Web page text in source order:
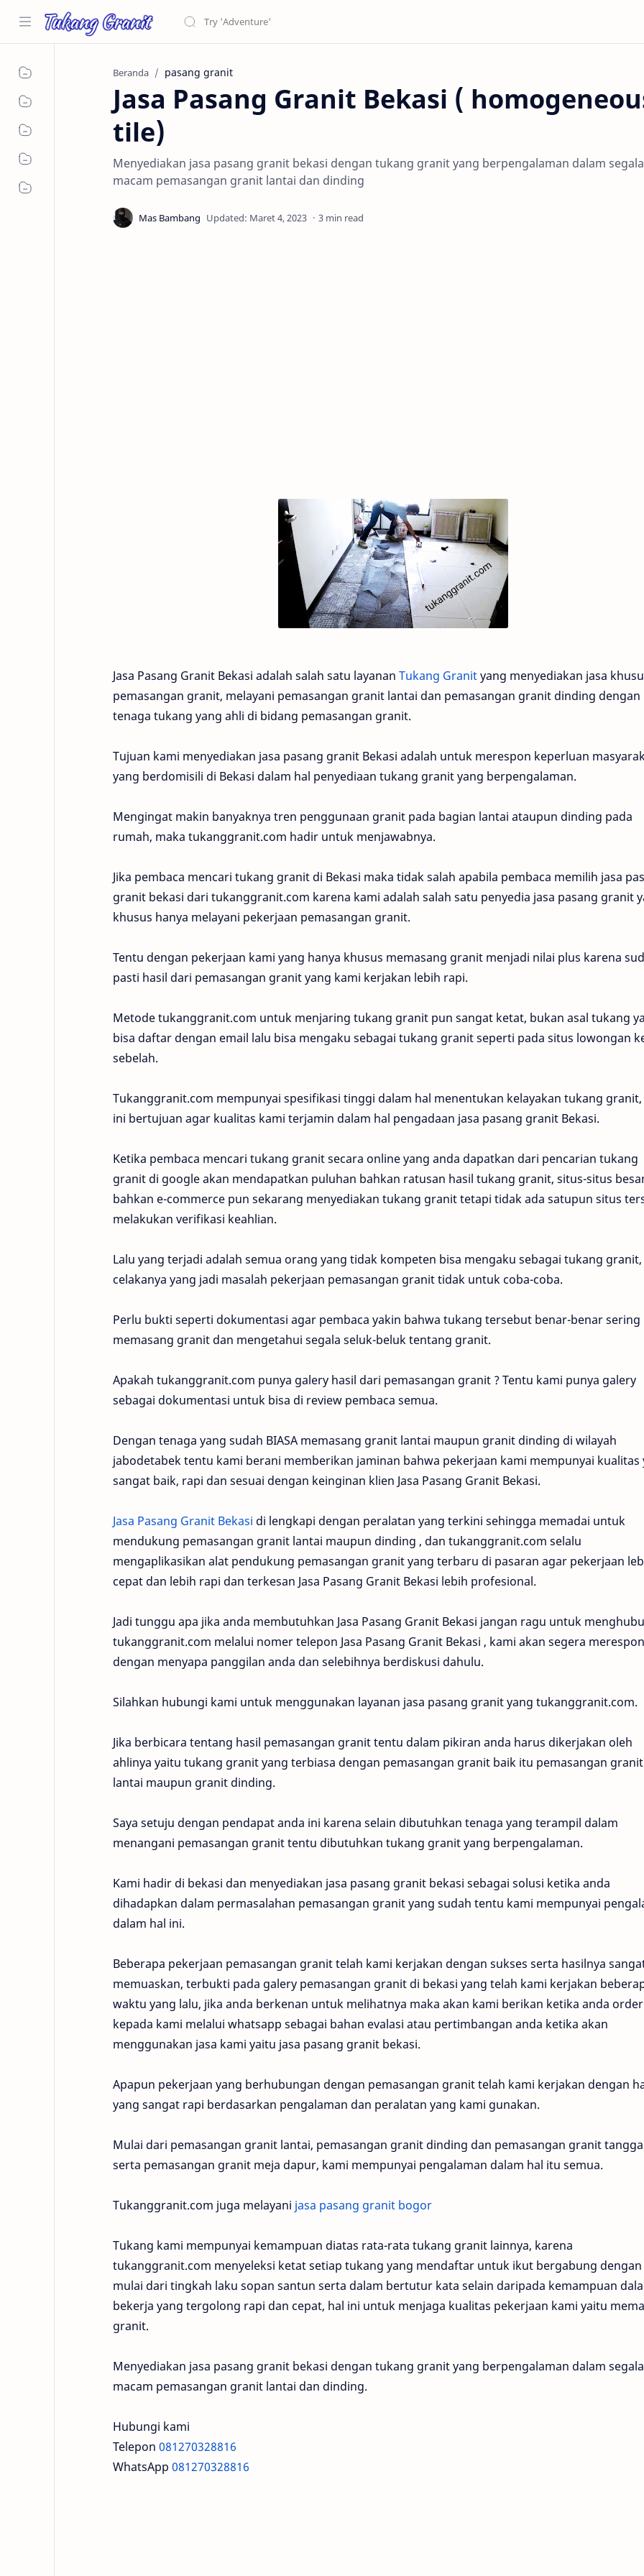
Beranda pasang granit
Jasa Pasang Granit Bekasi (
tile)
Menyediakan jasa pasang granit bekasi dengan tukang granit yang berpengalaman dalam segala
macam pemasangan granit lantai dan dinding
3 min read
Jasa Pasang Granit Bekasi adalah salah satu layanan Tukang Granityang menyediakan jasa
pemasangan granit, melayani pemasangan granit lantai dan pemasangan granit dinding dengan
tenaga tukang yang ahli di bidang pemasangan granit.
Tujuan kami menyediakan jasa pasang granit Bekasi adalah untuk merespon keperluan
yang berdomisili di Bekasi dalam hal penyediaan tukang granit yang berpengalaman.
Mengingat makin banyaknya tren penggunaan granit pada bagian lantai ataupun dinding pada
rumah, maka tukanggranit.com hadir untuk menjawabnya.
Jika pembaca mencari tukang granit di Bekasi maka tidak salah apabila pembaca memilih jasa
granit bekasi dari tukanggranit.com karena kami adalah salah satu penyedia jasa pasang granit
khusus hanya melayani pekerjaan pemasangan granit.
Tentu dengan pekerjaan kami yang hanya khusus memasang granit menjadi nilai plus karena
pasti hasil dari pemasangan granit yang kami kerjakan lebih rapi.
Metode tukanggranit.com untuk menjaring tukang granit pun sangat ketat, bukan asal tukang
bisa daftar dengan email lalu bisa mengaku sebagai tukang granit seperti pada situs lowongan
sebelah.
Tukanggranit.com mempunyai spesifikasi tinggi dalam hal menentukan kelayakan tukang granit,
ini bertujuan agar kualitas kami terjamin dalam hal pengadaan jasa pasang granit Bekasi.
Ketika pembaca mencari tukang granit secara online yang anda dapatkan dari pencarian tukang
granit di google akan mendapatkan puluhan bahkan ratusan hasil tukang granit, situs-situs
bahkan e-commerce pun sekarang menyediakan tukang granit tetapi tidak ada satupun situs
melakukan verifikasi keahlian.
Lalu yang terjadi adalah semua orang yang tidak kompeten bisa mengaku sebagai tukang granit,
celakanya yang jadi masalah pekerjaan pemasangan granit tidak untuk coba-coba.
Perlu bukti seperti dokumentasi agar pembaca yakin bahwa tukang tersebut benar-benar sering
memasang granit dan mengetahui segala seluk-beluk tentang granit.
Apakah tukanggranit.com punya galery hasil dari pemasangan granit ? Tentu kami punya galery
sebagai dokumentasi untuk bisa di review pembaca semua.
Dengan tenaga yang sudah BIASA memasang granit lantai maupun granit dinding di wilayah
jabodetabek tentu kami berani memberikan jaminan bahwa pekerjaan kami mempunyai kualitas
sangat baik, rapi dan sesuai dengan keinginan klien Jasa Pasang Granit Bekasi.
Jasa Pasang Granit Bekasi di lengkapi dengan peralatan yang terkini sehingga memadai untuk
mendukung pemasangan granit lantai maupun dinding , dan tukanggranit.com selalu
mengaplikasikan alat pendukung pemasangan granit yang terbaru di pasaran agar pekerjaan
cepat dan lebih rapi dan terkesan Jasa Pasang Granit Bekasi lebih profesional.
Jadi tunggu apa jika anda membutuhkan Jasa Pasang Granit Bekasi jangan ragu untuk
tukanggranit.com melalui nomer telepon Jasa Pasang Granit Bekasi , kami akan segera merespon
dengan menyapa panggilan anda dan selebihnya berdiskusi dahulu.
Silahkan hubungi kami untuk menggunakan layanan jasa pasang granit yang tukanggranit.com.
Jika berbicara tentang hasil pemasangan granit tentu dalam pikiran anda harus dikerjakan oleh
ahlinya yaitu tukang granit yang terbiasa dengan pemasangan granit baik itu pemasangan granit
lantai maupun granit dinding.
Saya setuju dengan pendapat anda ini karena selain dibutuhkan tenaga yang terampil dalam
menangani pemasangan granit tentu dibutuhkan tukang granit yang berpengalaman.
Kami hadir di bekasi dan menyediakan jasa pasang granit bekasi sebagai solusi ketika anda
dihadapkan dalam permasalahan pemasangan granit yang sudah tentu kami mempunyai
dalam hal ini.
Beberapa pekerjaan pemasangan granit telah kami kerjakan dengan sukses serta hasilnya
memuaskan, terbukti pada galery pemasangan granit di bekasi yang telah kami kerjakan
waktu yang lalu, jika anda berkenan untuk melihatnya maka akan kami berikan ketika anda order
kepada kami melalui whatsapp sebagai bahan evalasi atau pertimbangan anda ketika akan
menggunakan jasa kami yaitu jasa pasang granit bekasi.
Apapun pekerjaan yang berhubungan dengan pemasangan granit telah kami kerjakan dengan
yang sangat rapi berdasarkan pengalaman dan peralatan yang kami gunakan.
Mulai dari pemasangan granit lantai, pemasangan granit dinding dan pemasangan granit tangga
serta pemasangan granit meja dapur, kami mempunyai pengalaman dalam hal itu semua.
Tukanggranit.com juga melayani jasa pasang granit bogor
Tukang kami mempunyai kemampuan diatas rata-rata tukang granit lainnya, karena
tukanggranit.com menyeleksi ketat setiap tukang yang mendaftar untuk ikut bergabung dengan
mulai dari tingkah laku sopan santun serta dalam bertutur kata selain daripada kemampuan
bekerja yang tergolong rapi dan cepat, hal ini untuk menjaga kualitas pekerjaan kami yaitu
granit.
Menyediakan jasa pasang granit bekasi dengan tukang granit yang berpengalaman dalam segala
macam pemasangan granit lantai dan dinding.
Hubungi kami
Telepon 081270328816
WhatsApp 081270328816